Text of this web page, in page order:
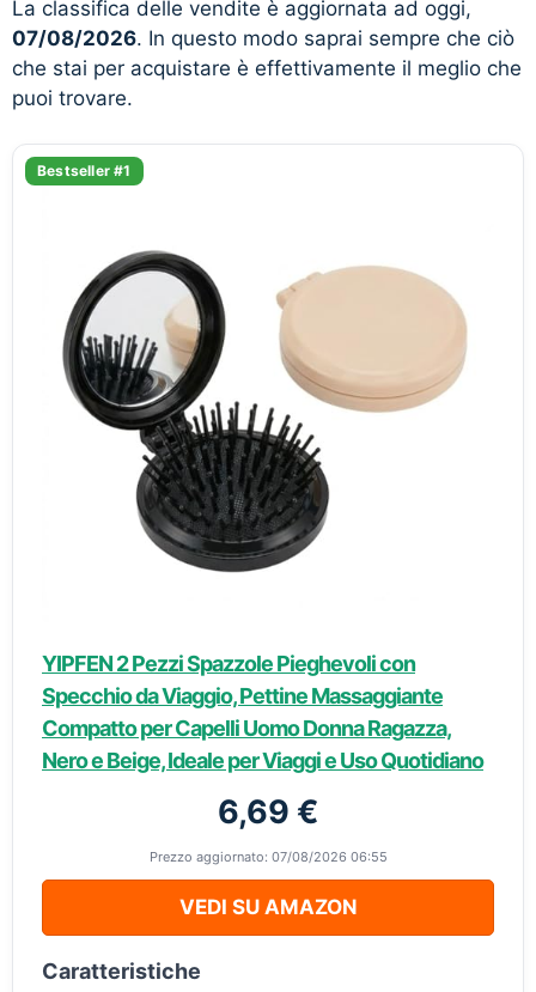
La classifica delle vendite è aggiornata ad oggi,
07/08/2026. In questo modo saprai sempre che ciò
che stai per acquistare è effettivamente il meglio che
puoi trovare.
Bestseller #1
YIPFEN 2 Pezzi Spazzole Pieghevoli con
Specchio da Viaggio, Pettine Massaggiante
Compatto per Capelli Uomo Donna Ragazza,
Nero e Beige, Ideale per Viaggi e Uso Quotidiano
6,69 €
Prezzo aggiornato: 07/08/2026 06:55
VEDI SU AMAZON
Caratteristiche